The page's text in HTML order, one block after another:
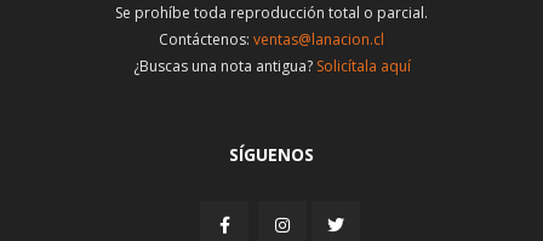
Se prohíbe toda reproducción total o parcial.
Contáctenos: ventas@lanacion.cl
¿Buscas una nota antigua? Solicítala aquí
SÍGUENOS